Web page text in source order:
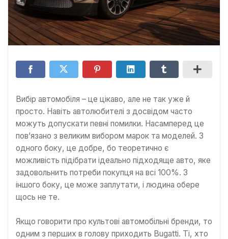
Вибір автомобіля – це цікаво, але не так уже й
просто. Навіть автолюбителі з досвідом часто
можуть допускати певні помилки. Насамперед це
пов’язано з великим вибором марок та моделей. З
одного боку, це добре, бо теоретично є
можливість підібрати ідеально підходяще авто, яке
задовольнить потреби покупця на всі 100%. З
іншого боку, це може заплутати, і людина обере
щось не те.
Якщо говорити про культові автомобільні бренди, то
одним з перших в голову приходить Bugatti. Ті, хто